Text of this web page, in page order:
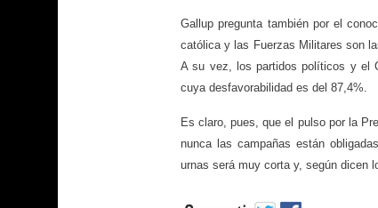
Gallup pregunta también por el
católica y las Fuerzas Militares son
A su vez, los partidos políticos y el
cuya desfavorabilidad es del 87,4%.
Es claro, pues, que el pulso por la
nunca las campañas están
urnas será muy corta y, según dicen